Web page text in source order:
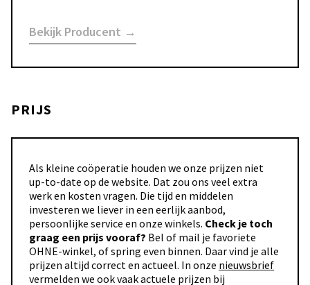
Bekijk Producent →
PRIJS
Als kleine coöperatie houden we onze prijzen niet
up-to-date op de website. Dat zou ons veel extra
werk en kosten vragen. Die tijd en middelen
investeren we liever in een eerlijk aanbod,
persoonlijke service en onze winkels. Check je toch
graag een prijs vooraf? Bel of mail je favoriete
OHNE-winkel, of spring even binnen. Daar vind je alle
prijzen altijd correct en actueel. In onze nieuwsbrief
vermelden we ook vaak actuele prijzen bij